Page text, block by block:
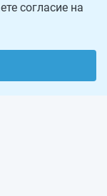
согласие на